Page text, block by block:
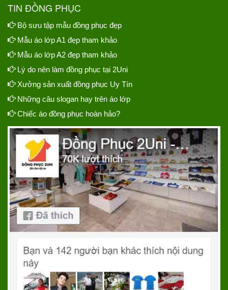
TIN ĐỒNG PHỤC
Bộ sưu tập mẫu đồng phục đẹp
Mẫu áo lớp A1 đẹp tham khảo
Mẫu áo lớp A2 đẹp tham khảo
Lý do nên làm đồng phục tại 2Uni
Xưởng sản xuất đồng phục Uy Tín
Những câu slogan hay trên áo lớp
Chiếc áo đồng phục hoàn hảo?